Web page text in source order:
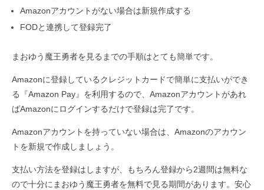
Amazonアカウントがない場合は新規作成する
FODと連携して登録完了
まおゆう魔王勇者を見るまでの手順はとても簡単です。
Amazonに登録しているクレジットカードで簡単に支払いができ
る『Amazon Pay』を利用するので、Amazonアカウントがあれ
ばAmazonにログインするだけで登録は完了です。
Amazonアカウントを持っていない場合は、Amazonのアカウン
トを新規で作成しましょう。
支払い方法を登録はしますが、もちろん登録から2週間は無料な
ので十分にまおゆう魔王勇者を無料で見る期間があります。安心